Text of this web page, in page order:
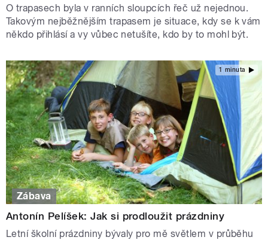
O trapasech byla v ranních sloupcích řeč už nejednou.
Takovým nejběžnějším trapasem je situace, kdy se k vám
někdo přihlásí a vy vůbec netušíte, kdo by to mohl být.
1 minuta
Zábava
Antonín Pelíšek: Jak si prodloužit prázdniny
Letní školní prázdniny bývaly pro mě světlem v průběhu